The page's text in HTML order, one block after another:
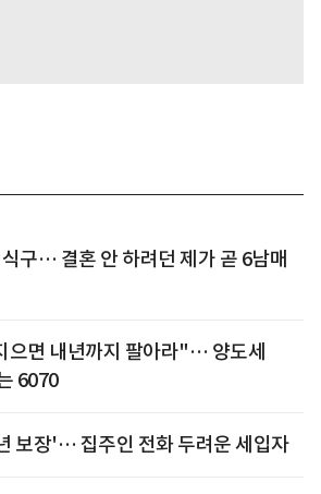
구… 결혼 안 하려던 제가 곧 6남매
으면 내년까지 팔아라"… 양도세
6070
보장'… 집주인 전화 두려운 세입자